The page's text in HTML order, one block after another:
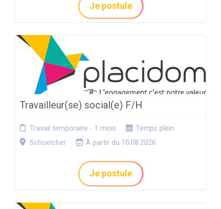
Je postule
Travailleur(se) social(e) F/H
Travail temporaire - 1 mois
Temps plein
Schoelcher
À partir du 10.08.2026
Je postule